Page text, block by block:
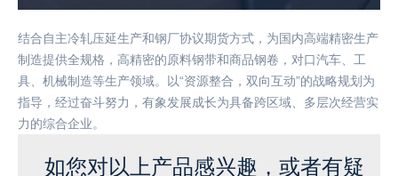
结合自主冷轧压延生产和钢厂协议期货方式，为国内高端精密生产
制造提供全规格，高精密的原料钢带和商品钢卷，对口汽车、工
具、机械制造等生产领域。以“资源整合，双向互动”的战略规划为
指导，经过奋斗努力，有象发展成长为具备跨区域、多层次经营实
力的综合企业。
如您对以上产品感兴趣，或者有疑